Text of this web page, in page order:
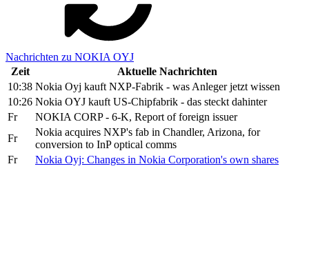
Nachrichten zu NOKIA OYJ
Zeit
Aktuelle Nachrichten
10:38 Nokia Oyj kauft NXP-Fabrik - was Anleger jetzt wissen
10:26 Nokia OYJ kauft US-Chipfabrik - das steckt dahinter
Fr
NOKIA CORP - 6-K, Report of foreign issuer
Fr
Nokia acquires NXP's fab in Chandler, Arizona, for
conversion to InP optical comms
Fr
Nokia Oyj: Changes in Nokia Corporation's own shares